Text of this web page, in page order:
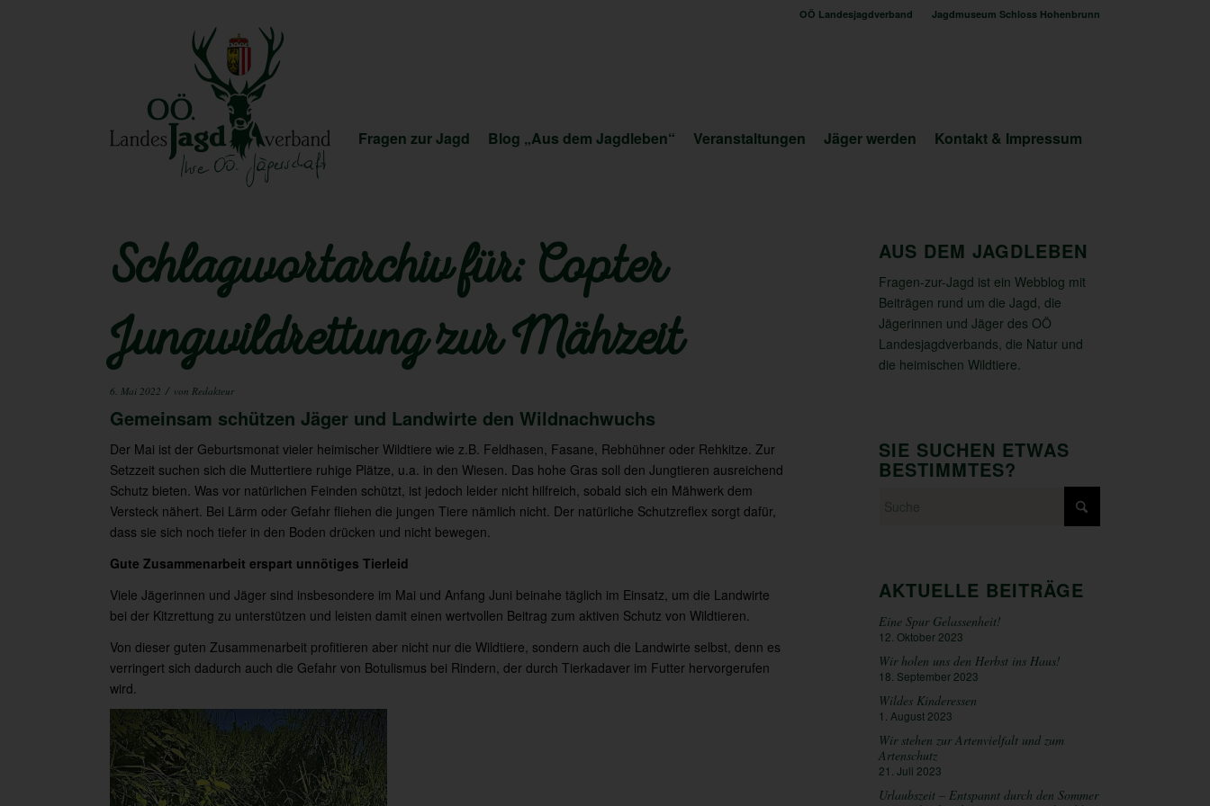
OÖ Landesjagdverband Jagdmuseum Schloss Hohenbrunn
Fragen zur Jagd Blog „Aus dem Jagdleben“ Veranstaltungen Jäger werden Kontakt & Impressum
Schlagwortarchiv für: Copter
Jungwildrettung zur Mähzeit
6. Mai 2022 / von Redakteur
Gemeinsam schützen Jäger und Landwirte den Wildnachwuchs
Der Mai ist der Geburtsmonat vieler heimischer Wildtiere wie z.B. Feldhasen, Fasane, Rebhühner oder Rehkitze. Zur
Setzzeit suchen sich die Muttertiere ruhige Plätze, u.a. in den Wiesen. Das hohe Gras soll den Jungtieren ausreichend
Schutz bieten. Was vor natürlichen Feinden schützt, ist jedoch leider nicht hilfreich, sobald sich ein Mähwerk dem
Versteck nähert. Bei Lärm oder Gefahr fliehen die jungen Tiere nämlich nicht. Der natürliche Schutzreflex sorgt dafür,
dass sie sich noch tiefer in den Boden drücken und nicht bewegen.
Gute Zusammenarbeit erspart unnötiges Tierleid
Viele Jägerinnen und Jäger sind insbesondere im Mai und Anfang Juni beinahe täglich im Einsatz, um die Landwirte
bei der Kitzrettung zu unterstützen und leisten damit einen wertvollen Beitrag zum aktiven Schutz von Wildtieren.
Von dieser guten Zusammenarbeit profitieren aber nicht nur die Wildtiere, sondern auch die Landwirte selbst, denn es
verringert sich dadurch auch die Gefahr von Botulismus bei Rindern, der durch Tierkadaver im Futter hervorgerufen
wird.
AUS DEM JAGDLEBEN
Fragen-zur-Jagd ist ein Webblog mit
Beiträgen rund um die Jagd, die
Jägerinnen und Jäger des OÖ
Landesjagdverbands, die Natur und
die heimischen Wildtiere.
SIE SUCHEN ETWAS
BESTIMMTES?
AKTUELLE BEITRÄGE
Eine Spur Gelassenheit!
12. Oktober 2023
Wir holen uns den Herbst ins Haus!
18. September 2023
Wildes Kinderessen
1. August 2023
Wir stehen zur Artenvielfalt und zum
Artenschutz
21. Juli 2023
Urlaubszeit – Entspannt durch den Sommer